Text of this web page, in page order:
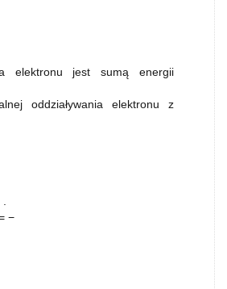
elektronu jest sumą energii
oddziaływania elektronu z
−